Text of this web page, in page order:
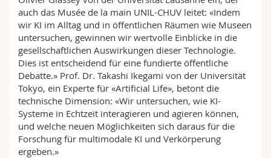
auch das Musée de la main UNIL-CHUV leitet: «Indem
wir KI im Alltag und in öffentlichen Räumen wie Museen
untersuchen, gewinnen wir wertvolle Einblicke in die
gesellschaftlichen Auswirkungen dieser Technologie.
Dies ist entscheidend für eine fundierte öffentliche
Debatte.» Prof. Dr. Takashi Ikegami von der Universität
Tokyo, ein Experte für «Artificial Life», betont die
technische Dimension: «Wir untersuchen, wie KI-
Systeme in Echtzeit interagieren und agieren können,
und welche neuen Möglichkeiten sich daraus für die
Forschung für multimodale KI und Verkörperung
ergeben.»